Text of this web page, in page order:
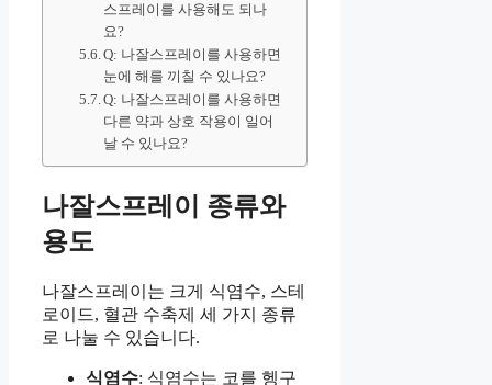
스프레이를 사용해도 되나
요?
Q: 나잘스프레이를 사용하면
눈에 해를 끼칠 수 있나요?
Q: 나잘스프레이를 사용하면
다른 약과 상호 작용이 일어
날 수 있나요?
나잘스프레이 종류와
용도
나잘스프레이는 크게 식염수, 스테
로이드, 혈관 수축제 세 가지 종류
로 나눌 수 있습니다.
식염수: 식염수는 코를 헹구